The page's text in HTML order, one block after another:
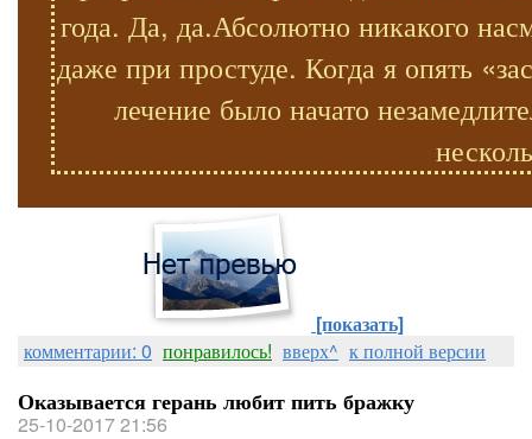
года. Да, да.Абсолютно никакого
даже при простуде. Когда я опять
лечение было начато
[показать]
комментарии: 0 понравилось! вверх^ к полной версии
Оказывается герань любит пить бражку
25-10-2017 21:56